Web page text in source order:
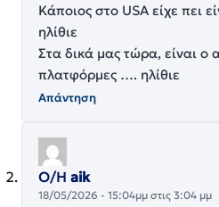
Κάποιος στο USA είχε πει
ηλίθιε
Στα δικά μας τώρα, είναι ο
πλατφόρμες …. ηλίθιε
Απάντηση
Ο/Η aik
18/05/2026 - 15:04μμ στις 3:04 μμ